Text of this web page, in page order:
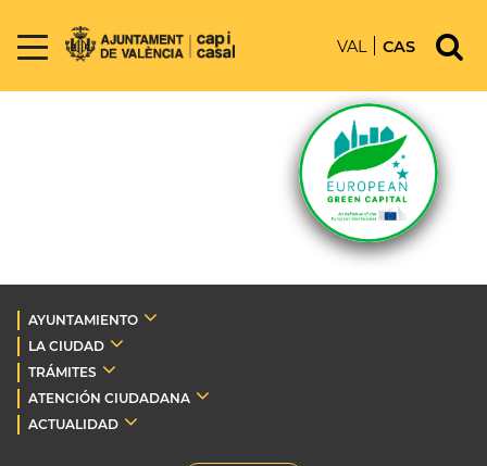
VAL CAS
AYUNTAMIENTO
LA CIUDAD
TRÁMITES
ATENCIÓN CIUDADANA
ACTUALIDAD